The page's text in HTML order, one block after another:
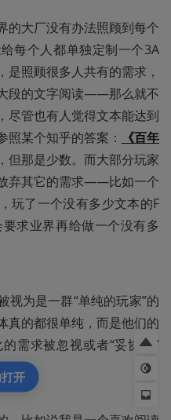
的大厂没有办法照顾到每个
每个人都单独定制一个3A
照顾很多人共有的需求，
段的文字阅读——那么就不
尽管也有人觉得文本能达到
某个知乎的答案：
《百年
但那是少数。而大部分玩家
弃其它的需求——比如一个
玩了一个没有多少文本的F
求业界再给做一个没有多
视为是一群“单纯的玩家”的
真的都很单纯，而是他们的
需求被忽视或者“妥协掉”
开